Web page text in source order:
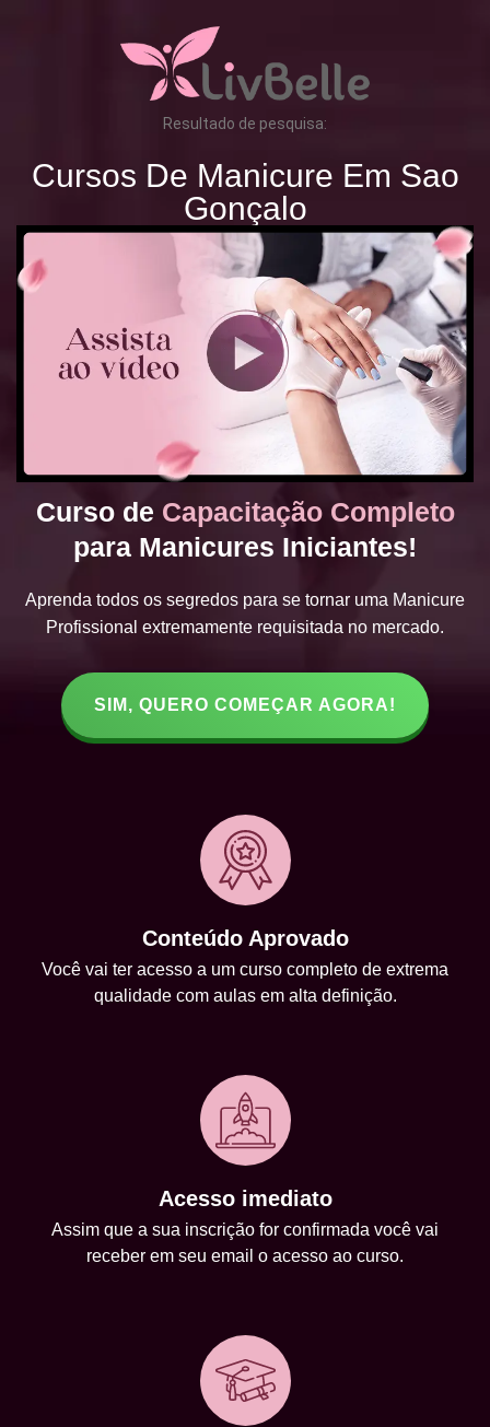
Resultado de pesquisa:
Cursos De Manicure Em Sao
Gonçalo
Curso de Capacitação Completo
para Manicures Iniciantes!
Aprenda todos os segredos para se tornar uma Manicure
Profissional extremamente requisitada no mercado.
SIM, QUERO COMEÇAR AGORA!
Conteúdo Aprovado
Você vai ter acesso a um curso completo de extrema
qualidade com aulas em alta definição.
Acesso imediato
Assim que a sua inscrição for confirmada você vai
receber em seu email o acesso ao curso.